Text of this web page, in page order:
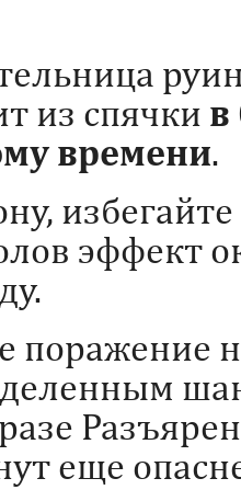
из спячки в
времени.
эффект
поражение
еще